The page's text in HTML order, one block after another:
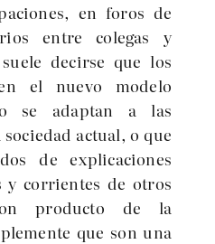
en foros de
entre colegas y
decirse que los
el nuevo modelo
se adaptan a las
actual, o que
de explicaciones
y corrientes de otros
producto de la
que son una